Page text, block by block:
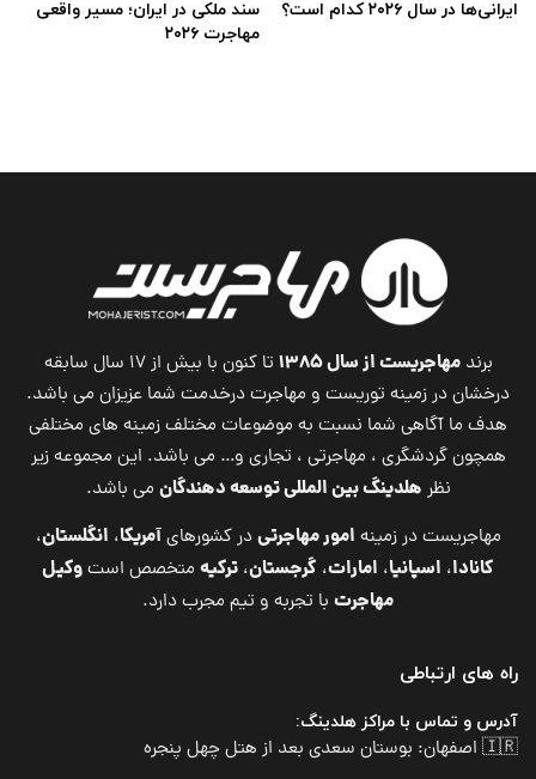
ایرانی‌ها در سال ۲۰۲۶ کدام است؟
سند ملکی در ایران؛ مسیر واقعی
مهاجرت ۲۰۲۶
برندمهاجریست از سال ۱۳۸۵
تا کنون با بیش از ۱۷ سال سابقه
درخشان در زمینه توریست و مهاجرت درخدمت شما عزیزان می باشد.
هدف ما آگاهی شما نسبت به موضوعات مختلف زمینه های مختلفی
همچون گردشگری ، مهاجرتی ، تجاری و… می باشد. این مجموعه زیر
نظر هلدینگ بین المللی توسعه دهندگان می باشد.
مهاجریست در زمینه امور مهاجرتیدر کشورهایآمریکا، انگلستان،
کانادا، اسپانیا، امارات، گرجستان، ترکیه متخصص استوکیل
مهاجرت با تجربه و تیم مجرب دارد.
راه های ارتباطی
آدرس و تماس با مراکز هلدینگ:
🇮🇷 اصفهان: بوستان سعدی بعد از هتل چهل پنجره